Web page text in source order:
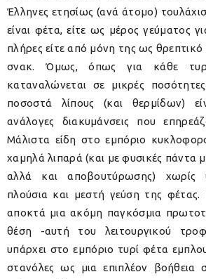
Έλληνες ετησίως (ανά άτομο)
είναι φέτα, είτε ως μέρος γεύματος
πλήρες είτε από μόνη της ως θρεπτικό
σνακ. Όμως, όπως για κάθε
καταναλώνεται σε μικρές
ποσοστά λίπους (και θερμίδων)
ανάλογες διακυμάνσεις που
Μάλιστα είδη στο εμπόριο
χαμηλά λιπαρά (και με φυσικές πάντα
αλλά και αποβουτύρωσης) χωρίς
πλούσια και μεστή γεύση της
αποκτά μια ακόμη παγκόσμια
θέση -αυτή του λειτουργικού
υπάρχει στο εμπόριο τυρί φέτα
στανόλες ως μια επιπλέον